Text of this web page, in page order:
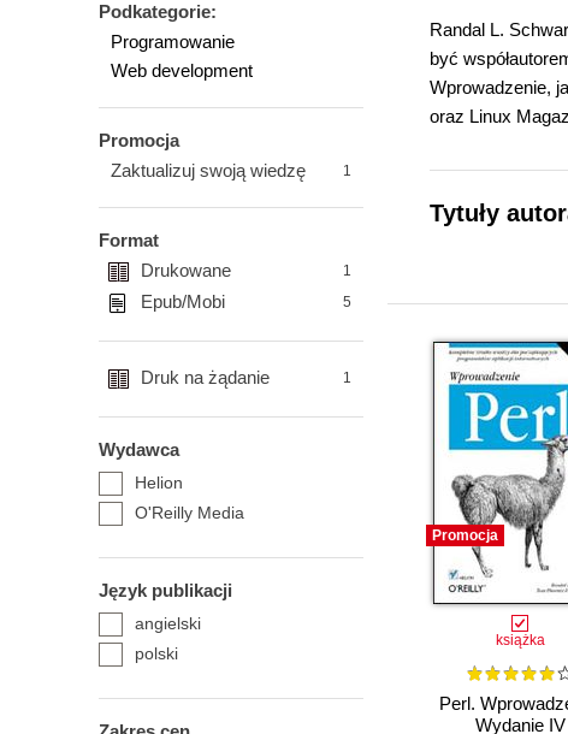
Podkategorie:
Programowanie
Web development
Promocja
Zaktualizuj swoją wiedzę
1
Format
Drukowane
1
Epub/Mobi 5
Druk na żądanie 1
Wydawca
Helion
O'Reilly Media
Język publikacji
angielski
polski
Randal L.
być
Wprowadzenie,
oraz Linux
Tytuły
Promocja
książka
Perl.
Wydanie IV